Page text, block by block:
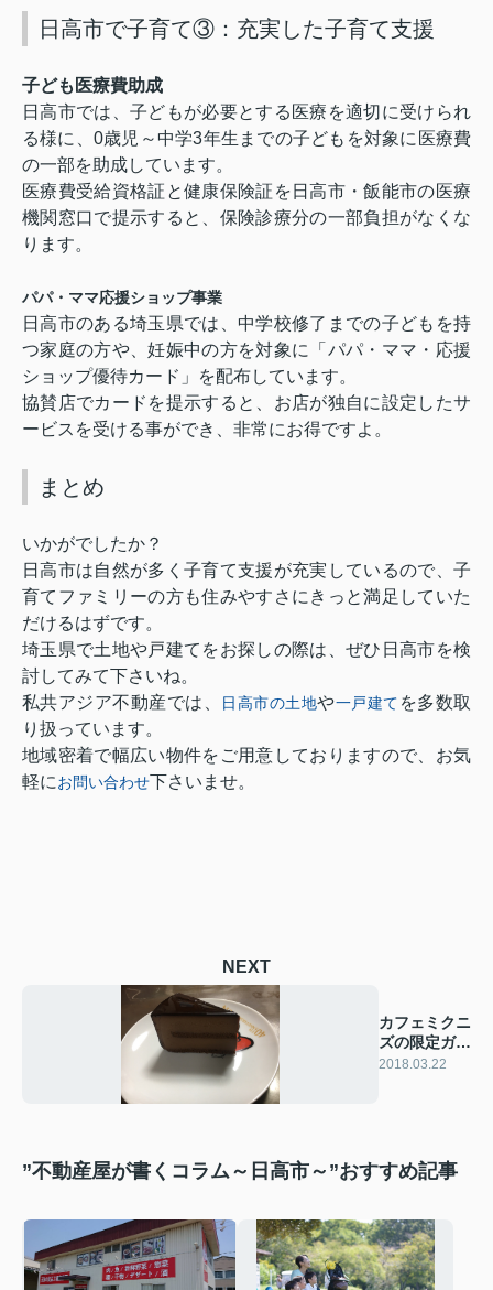
日高市で子育て③：充実した子育て支援
子ども医療費助成
日高市では、子どもが必要とする医療を適切に受けられ
る様に、 0歳児～中学3年生までの子どもを対象に医療費
の一部を助成しています。
医療費受給資格証と健康保険証を日高市・飯能市の医療
機関窓口で提示すると、保険診療分の一部負担がなくな
ります。
パパ・ママ応援ショップ事業
日高市のある埼玉県では、中学校修了までの子どもを持
つ家庭の方や、妊娠中の方を対象に「パパ・ママ・応援
ショップ優待カード」を配布しています。
協賛店でカードを提示すると、お店が独自に設定したサ
ービスを受ける事ができ、非常にお得ですよ。
まとめ
いかがでしたか？
日高市は自然が多く子育て支援が充実しているので、子
育てファミリーの方も住みやすさにきっと満足していた
だけるはずです。
埼玉県で土地や戸建てをお探しの際は、ぜひ日高市を検
討してみて下さいね。
私共アジア不動産では、
日高市の土地や一戸建て を多数取
り扱っています。
地域密着で幅広い物件をご用意しておりますので、お気
軽にお問い合わせ下さいませ。
NEXT
カフェミクニ
ズの限定ガト
ーショコラ
2018.03.22
”不動産屋が書くコラム～日高市～”おすすめ記事